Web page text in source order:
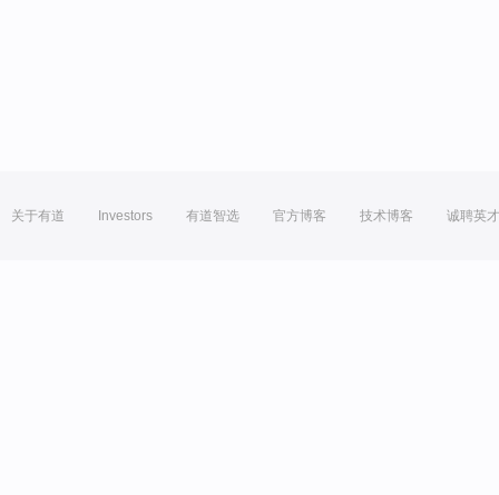
关于有道 Investors 有道智选 官方博客 技术博客 诚聘英才